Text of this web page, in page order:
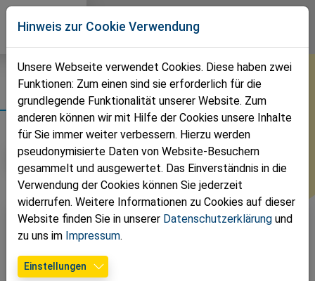
Direkt zur Hauptnavigation springen
Direkt zum Inhalt springen
Fotos
Jahr auswählen
Hinweis zur Cookie Verwendung
Unsere Webseite verwendet Cookies. Diese haben zwei
Funktionen: Zum einen sind sie erforderlich für die
grundlegende Funktionalität unserer Website. Zum
anderen können wir mit Hilfe der Cookies unsere Inhalte
für Sie immer weiter verbessern. Hierzu werden
pseudonymisierte Daten von Website-Besuchern
gesammelt und ausgewertet. Das Einverständnis in die
Verwendung der Cookies können Sie jederzeit
widerrufen. Weitere Informationen zu Cookies auf dieser
Website finden Sie in unserer Datenschutzerklärung und
zu uns im Impressum.
Einstellungen